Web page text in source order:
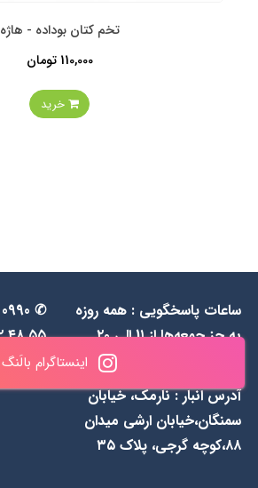
تخم کتان بوداده - هاژه
110,000 تومان
خرید
اینستاگرام بالَنگ
ساعات پاسخگویی : همه روزه
به جز جمعه‌ها از 1۱ الی ۲۰
۵۵ ۴۸ ۰۹۱۲
آدرس انبار : نارمک، خیابان
سمنگان،خیابان ارشی میدان
۸۸،کوچه گرجی، پلاک ۳۵